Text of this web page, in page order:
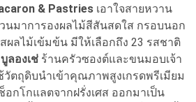
& Pastries เอาใจสายหวาน
นมาการองผลไม้สีสันสดใส กรอบนอก
ผลไม้เข้มข้น มีให้เลือกถึง 23 รสชาติ
ลองเช่ ร้านครัวซองต์และขนมอบเจ้า
วัตถุดิบนำเข้าคุณภาพสูงเกรดพรีเมียม
อกโกแลตจากฝรั่งเศส ออกมาเป็น